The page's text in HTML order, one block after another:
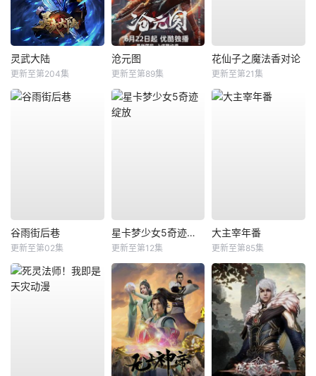
灵武大陆
更新至第204集
沧元图
更新至第89集
花仙子之魔法香对论
更新至第21集
谷雨街后巷
更新至第02集
星卡梦少女5奇迹绽放
更新至第12集
大主宰年番
更新至第85集